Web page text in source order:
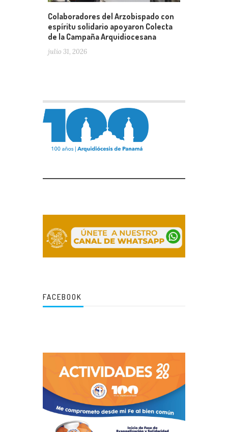
Colaboradores del Arzobispado con
espíritu solidario apoyaron Colecta
de la Campaña Arquidiocesana
julio 31, 2026
FACEBOOK